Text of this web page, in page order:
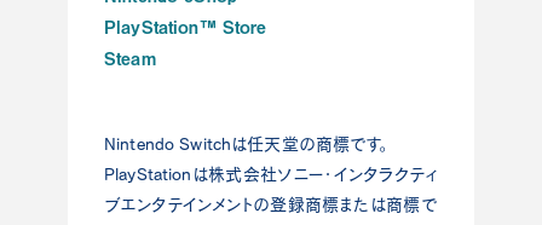
PlayStation™ Store
Steam
Nintendo Switchは任天堂の商標です。
PlayStationは株式会社ソニー・インタラクティ
ブエンタテインメントの登録商標または商標で